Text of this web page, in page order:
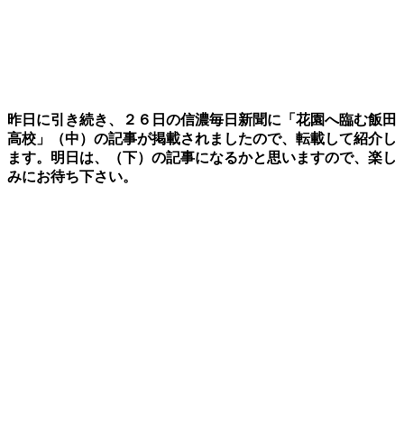
昨日に引き続き、２６日の信濃毎日新聞に「花園へ臨む飯田
高校」（中）の記事が掲載されましたので、転載して紹介し
ます。明日は、（下）の記事になるかと思いますので、楽し
みにお待ち下さい。